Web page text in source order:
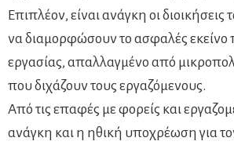
Επιπλέον, είναι ανάγκη οι
να διαμορφώσουν το ασφαλές εκείνο
εργασίας, απαλλαγμένο από
που διχάζουν τους εργαζόμενους.
Από τις επαφές με φορείς και
ανάγκη και η ηθική υποχρέωση για